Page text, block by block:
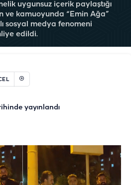
uygunsuz içerik paylaştığı
ve kamuoyunda “Emin Ağa”
sosyal medya fenomeni
edildi.
yayınlandı